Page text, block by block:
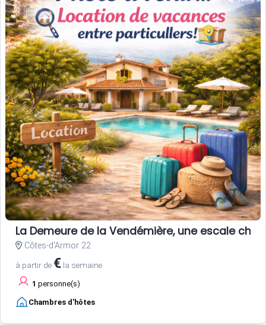
La Demeure de la Vendémière, une escale
Côtes-d'Armor 22
à partir de € la semaine
1 personne(s)
Chambres d'hôtes